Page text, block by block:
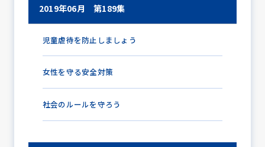
2019年06月 第189集
児童虐待を防止しましょう
女性を守る安全対策
社会のルールを守ろう